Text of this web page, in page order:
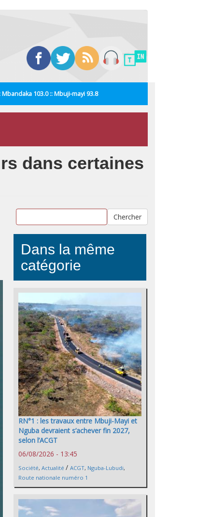
Mbandaka 103.0 :: Mbuji-mayi 93.8
dans certaines
Chercher
Dans la même
catégorie
RN°1 : les travaux entre Mbuji-Mayi et
Nguba devraient s’achever fin 2027,
selon l’ACGT
06/08/2026 - 13:45
Société, Actualité / ACGT, Nguba-Lubudi,
Route nationale numéro 1